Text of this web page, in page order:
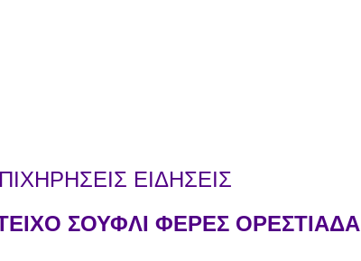
ΕΙΔΗΣΕΙΣ
ΣΟΥΦΛΙ ΦΕΡΕΣ ΟΡΕΣΤΙΑΔΑ